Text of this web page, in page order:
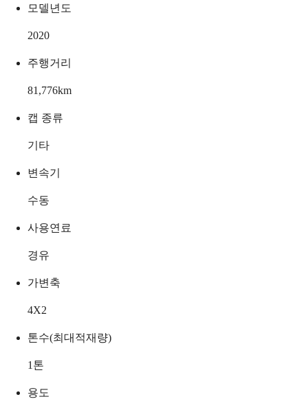
모델년도
2020
주행거리
81,776km
캡 종류
기타
변속기
수동
사용연료
경유
가변축
4X2
톤수(최대적재량)
1 톤
용도